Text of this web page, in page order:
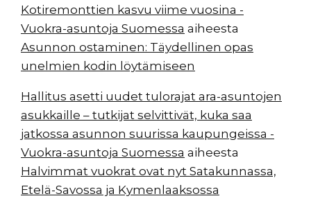
Kotiremonttien kasvu viime vuosina -
Vuokra-asuntoja Suomessa aiheesta
Asunnon ostaminen: Täydellinen opas
unelmien kodin löytämiseen
Hallitus asetti uudet tulorajat ara-asuntojen
asukkaille – tutkijat selvittivät, kuka saa
jatkossa asunnon suurissa kaupungeissa -
Vuokra-asuntoja Suomessa aiheesta
Halvimmat vuokrat ovat nyt Satakunnassa,
Etelä-Savossa ja Kymenlaaksossa